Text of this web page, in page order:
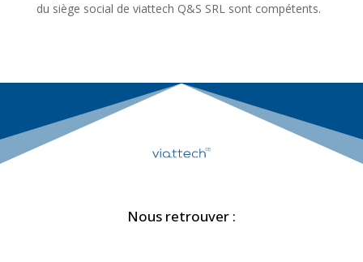
du siège social de viattech Q&S SRL sont compétents.
Nous retrouver :